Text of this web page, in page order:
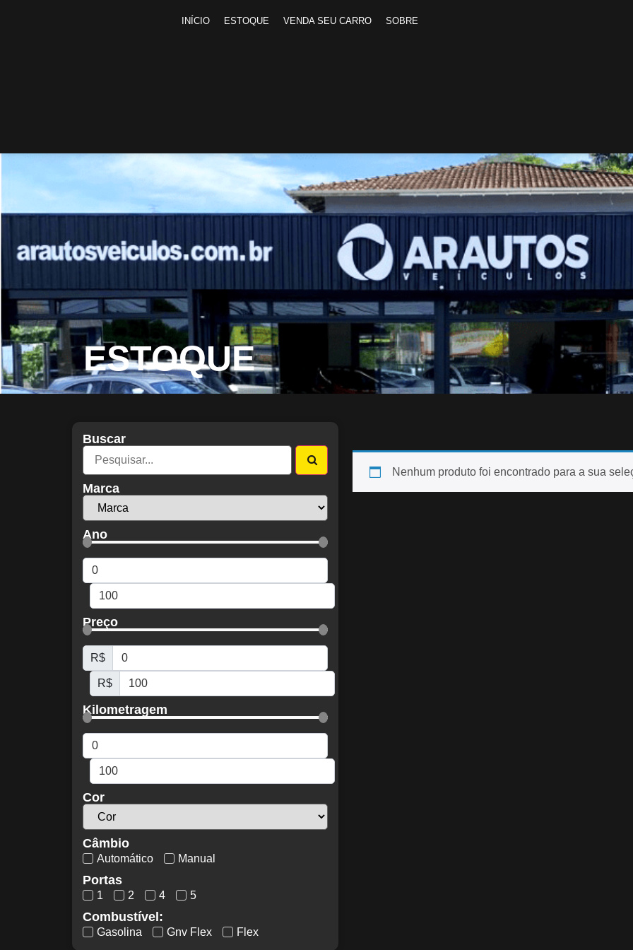
INÍCIO ESTOQUE VENDA SEU CARRO SOBRE
ESTOQUE
Buscar
Marca
Ano
Preço
R$
R$
Kilometragem
Cor
Câmbio
Automático Manual
Portas
1 2 4 5
Combustível:
Gasolina Gnv Flex Flex
Nenhum produto foi encontrado para a sua